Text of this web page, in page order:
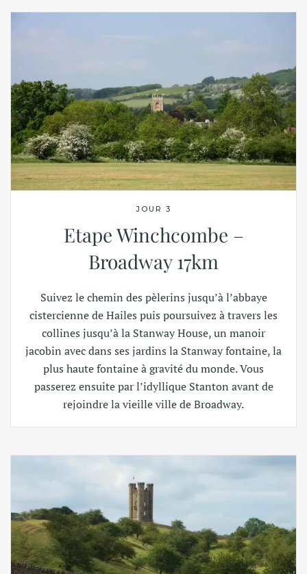
JOUR 3
Etape Winchcombe –
Broadway 17km
Suivez le chemin des pèlerins jusqu’à l’abbaye
cistercienne de Hailes puis poursuivez à travers les
collines jusqu’à la Stanway House, un manoir
jacobin avec dans ses jardins la Stanway fontaine, la
plus haute fontaine à gravité du monde. Vous
passerez ensuite par l’idyllique Stanton avant de
rejoindre la vieille ville de Broadway.